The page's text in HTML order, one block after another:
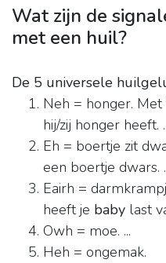
Wat zijn de
met een huil?
De 5 universele
Neh = honger.
hij/zij honger heeft.
Eh = boertje zit
een boertje dwars.
Eairh =
heeft je baby last
Owh = moe. ...
Heh = ongemak.